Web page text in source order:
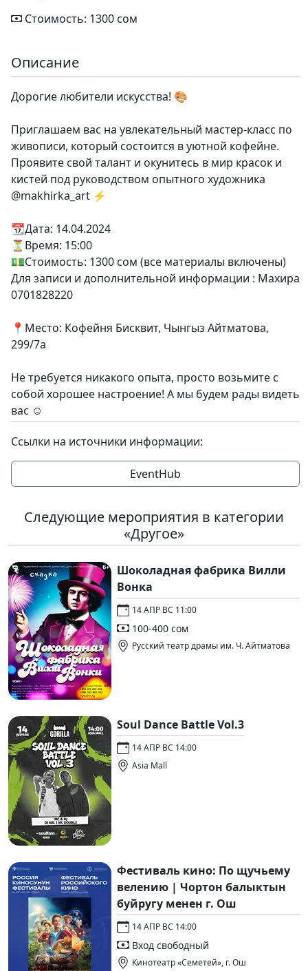
Стоимость: 1300 сом
Описание
Дорогие любители искусства! 🎨
Приглашаем вас на увлекательный мастер-класс по
живописи, который состоится в уютной кофейне.
Проявите свой талант и окунитесь в мир красок и
кистей под руководством опытного художника
@makhirka_art ⚡️
📆Дата: 14.04.2024
⏳Время: 15:00
💵Стоимость: 1300 сом (все материалы включены)
Для записи и дополнительной информации : Махира
0701828220
📍Место: Кофейня Бисквит, Чынгыз Айтматова,
299/7a
Не требуется никакого опыта, просто возьмите с
собой хорошее настроение! А мы будем рады видеть
вас ☺️
Ссылки на источники информации:
EventHub
Следующие мероприятия в категории
«Другое»
Шоколадная фабрика Вилли
Вонка
14 АПР ВС 11:00
100-400 сом
Русский театр драмы им. Ч. Айтматова
Soul Dance Battle Vol.3
14 АПР ВС 14:00
Asia Mall
Фестиваль кино: По щучьему
велению | Чортон балыктын
буйругу менен г. Ош
14 АПР ВС 14:00
Вход свободный
Кинотеатр «Семетей», г. Ош